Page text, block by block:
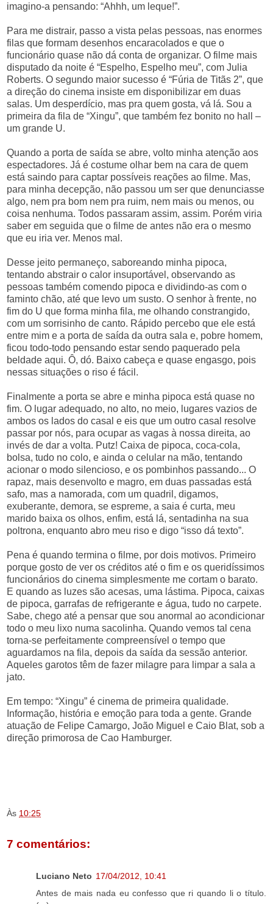
imagino-a pensando: “Ahhh, um leque!”.
Para me distrair, passo a vista pelas pessoas, nas enormes
filas que formam desenhos encaracolados e que o
funcionário quase não dá conta de organizar. O filme mais
disputado da noite é “Espelho, Espelho meu”, com Julia
Roberts. O segundo maior sucesso é “Fúria de Titãs 2”, que
a direção do cinema insiste em disponibilizar em duas
salas. Um desperdício, mas pra quem gosta, vá lá. Sou a
primeira da fila de “Xingu”, que também fez bonito no hall –
um grande U.
Quando a porta de saída se abre, volto minha atenção aos
espectadores. Já é costume olhar bem na cara de quem
está saindo para captar possíveis reações ao filme. Mas,
para minha decepção, não passou um ser que denunciasse
algo, nem pra bom nem pra ruim, nem mais ou menos, ou
coisa nenhuma. Todos passaram assim, assim. Porém viria
saber em seguida que o filme de antes não era o mesmo
que eu iria ver. Menos mal.
Desse jeito permaneço, saboreando minha pipoca,
tentando abstrair o calor insuportável, observando as
pessoas também comendo pipoca e dividindo-as com o
faminto chão, até que levo um susto. O senhor à frente, no
fim do U que forma minha fila, me olhando constrangido,
com um sorrisinho de canto. Rápido percebo que ele está
entre mim e a porta de saída da outra sala e, pobre homem,
ficou todo-todo pensando estar sendo paquerado pela
beldade aqui. Ô, dó. Baixo cabeça e quase engasgo, pois
nessas situações o riso é fácil.
Finalmente a porta se abre e minha pipoca está quase no
fim. O lugar adequado, no alto, no meio, lugares vazios de
ambos os lados do casal e eis que um outro casal resolve
passar por nós, para ocupar as vagas à nossa direita, ao
invés de dar a volta. Putz! Caixa de pipoca, coca-cola,
bolsa, tudo no colo, e ainda o celular na mão, tentando
acionar o modo silencioso, e os pombinhos passando... O
rapaz, mais desenvolto e magro, em duas passadas está
safo, mas a namorada, com um quadril, digamos,
exuberante, demora, se espreme, a saia é curta, meu
marido baixa os olhos, enfim, está lá, sentadinha na sua
poltrona, enquanto abro meu riso e digo “isso dá texto”.
Pena é quando termina o filme, por dois motivos. Primeiro
porque gosto de ver os créditos até o fim e os queridíssimos
funcionários do cinema simplesmente me cortam o barato.
E quando as luzes são acesas, uma lástima. Pipoca, caixas
de pipoca, garrafas de refrigerante e água, tudo no carpete.
Sabe, chego até a pensar que sou anormal ao acondicionar
todo o meu lixo numa sacolinha. Quando vemos tal cena
torna-se perfeitamente compreensível o tempo que
aguardamos na fila, depois da saída da sessão anterior.
Aqueles garotos têm de fazer milagre para limpar a sala a
jato.
Em tempo: “Xingu” é cinema de primeira qualidade.
Informação, história e emoção para toda a gente. Grande
atuação de Felipe Camargo, João Miguel e Caio Blat, sob a
direção primorosa de Cao Hamburger.
Às 10:25
7 comentários:
Luciano Neto 17/04/2012, 10:41
Antes de mais nada eu confesso que ri quando li o título.